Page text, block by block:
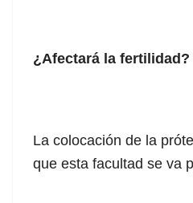
¿Afectará la fertilidad?
La colocación de la
que esta facultad se va